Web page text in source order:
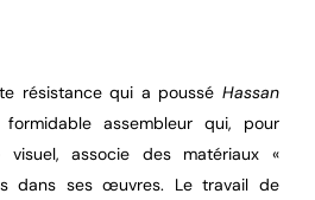
résistance qui a poussé Hassan
assembleur qui, pour
visuel, associe des matériaux «
dans ses œuvres. Le travail de